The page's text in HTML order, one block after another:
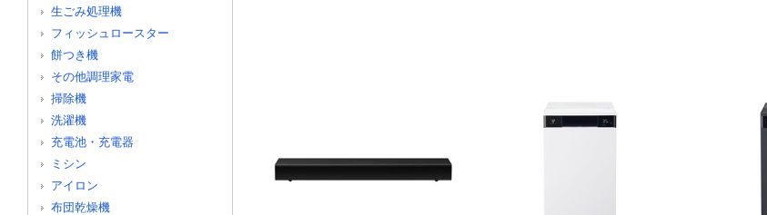
生ごみ処理機
フィッシュロースター
餅つき機
その他調理家電
掃除機
洗濯機
充電池・充電器
ミシン
アイロン
布団乾燥機